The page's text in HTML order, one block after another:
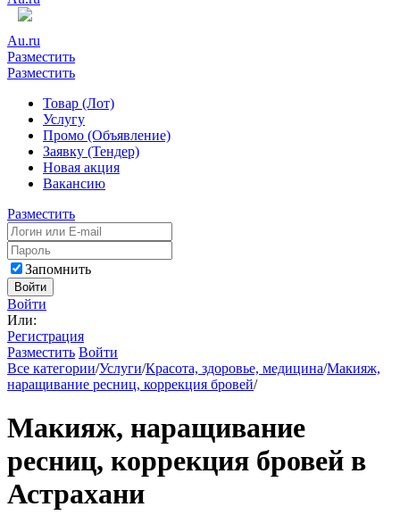
Au.ru
Разместить
Разместить
Товар (Лот)
Услугу
Промо (Объявление)
Заявку (Тендер)
Новая акция
Вакансию
Разместить
Запомнить
Войти
Войти
Или:
Регистрация
Разместить Войти
Все категории/Услуги/Красота, здоровье, медицина/Макияж,
наращивание ресниц, коррекция бровей/
Макияж, наращивание
ресниц, коррекция бровей в
Астрахани